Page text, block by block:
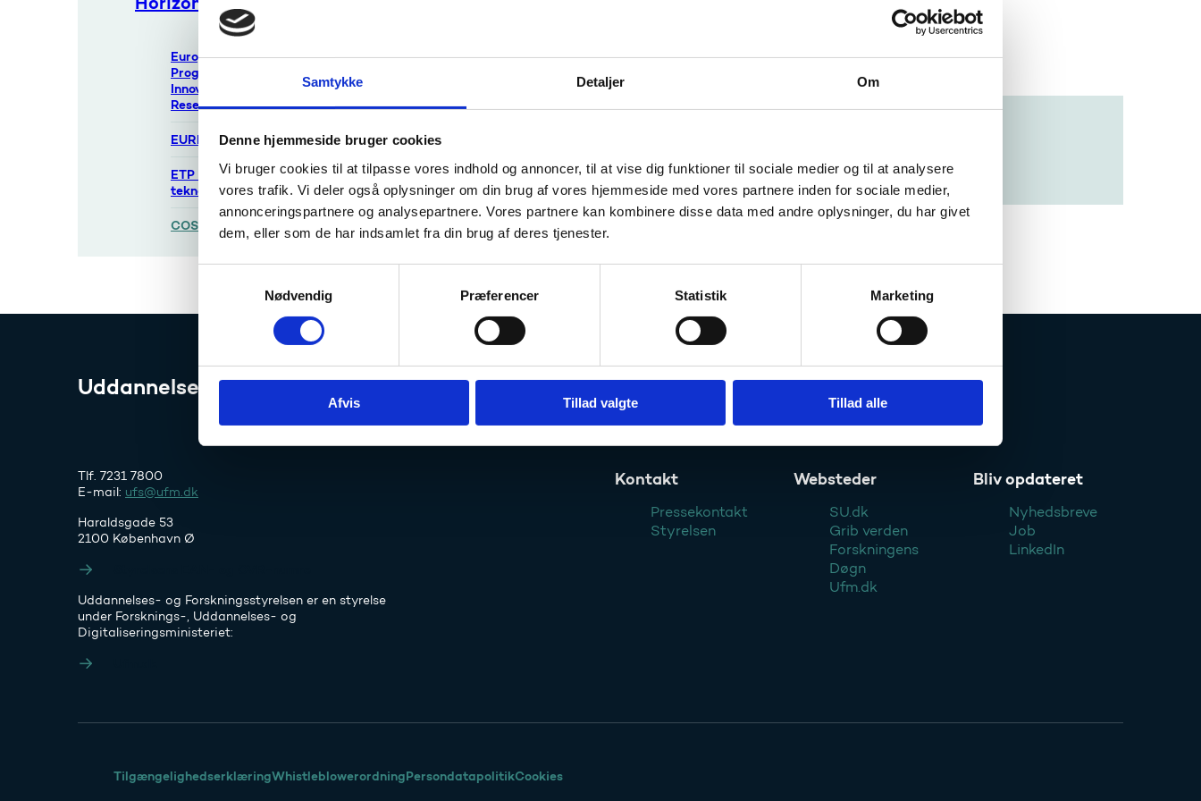
Samtykke Detaljer Om
Denne hjemmeside bruger cookies
Vi bruger cookies til at tilpasse vores indhold og annoncer, til at vise dig funktioner til sociale medier og til at analysere
vores trafik. Vi deler også oplysninger om din brug af vores hjemmeside med vores partnere inden for sociale medier,
annonceringspartnere og analysepartnere. Vores partnere kan kombinere disse data med andre oplysninger, du har givet
dem, eller som de har indsamlet fra din brug af deres tjenester.
m
v
Nødvendig Præferencer Statistik Marketing
Afvis Tillad valgte Tillad alle
European Metrology
Programme for
Innovation and
Research (EMPIR)
EUREKA
ETP - Europæiske
teknologiplatforme
COST
Vil du vide mere om COST, kan du orientere dig på nedenstående link.
Læs mere på vores side dedikeret til COST:
Gå til siden om COST
Uddannelses- og Forskningsstyrelsen
Tlf. 7231 7800
E-mail: ufs@ufm.dk
Haraldsgade 53
2100 København Ø
Uddannelses- og Forskningsstyrelsen er en styrelse
under Forsknings-, Uddannelses- og
Digitaliseringsministeriet:
Kontakt
Pressekontakt
Styrelsen
Websteder
SU.dk
Grib verden
Forskningens
Døgn
Ufm.dk
Bliv opdateret
Nyhedsbreve
Job
LinkedIn
TilgængelighedserklæringWhistleblowerordningPersondatapolitikCookies